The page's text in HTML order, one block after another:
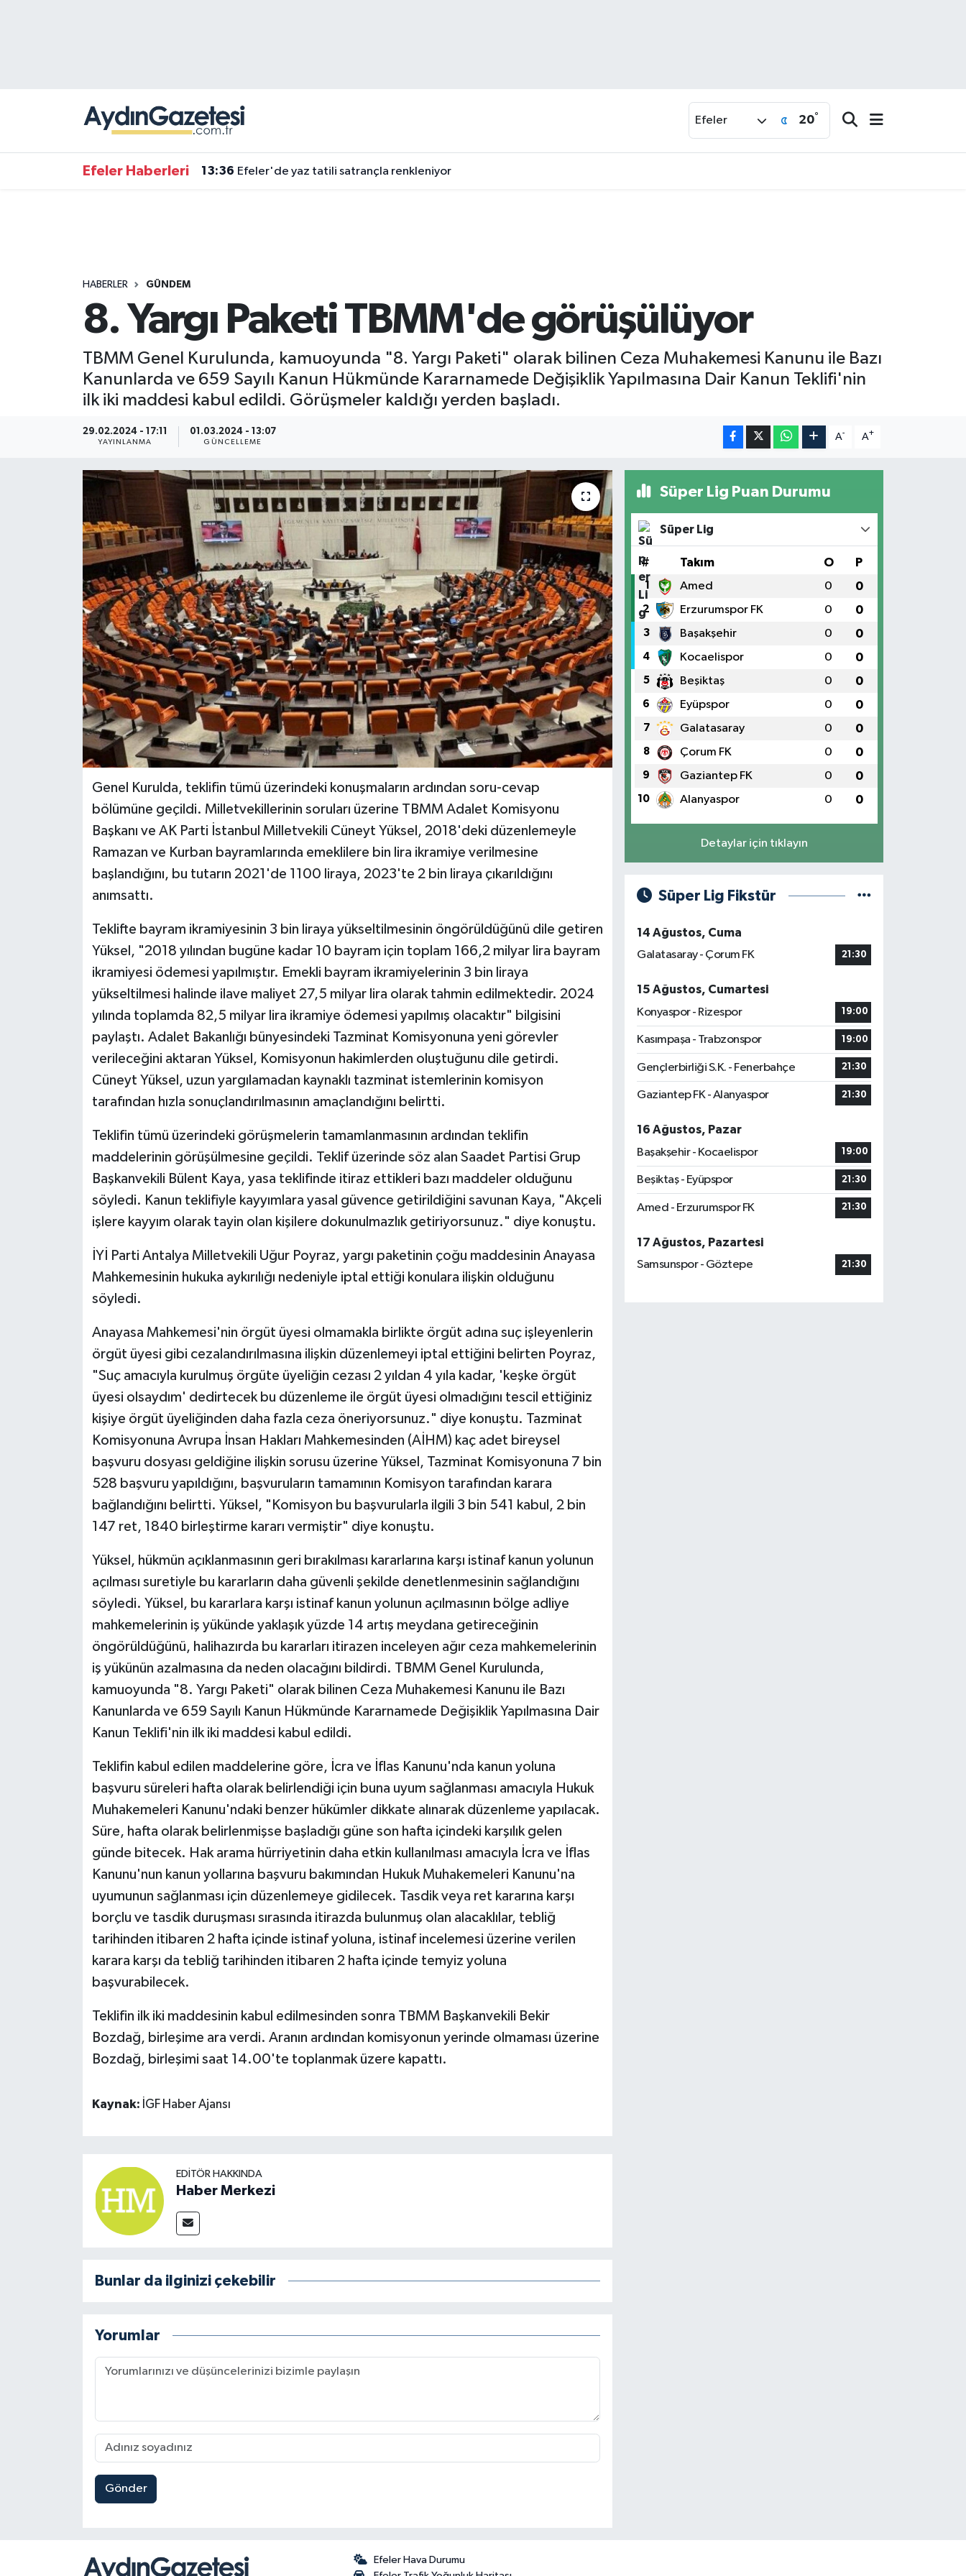
Efeler 20°
Efeler Haberleri 13:36 Efeler'de yaz tatili satrançla renkleniyor
HABERLER GÜNDEM
8. Yargı Paketi TBMM'de görüşülüyor
TBMM Genel Kurulunda, kamuoyunda "8. Yargı Paketi" olarak bilinen Ceza Muhakemesi Kanunu ile Bazı
Kanunlarda ve 659 Sayılı Kanun Hükmünde Kararnamede Değişiklik Yapılmasına Dair Kanun Teklifi'nin
ilk iki maddesi kabul edildi. Görüşmeler kaldığı yerden başladı.
29.02.2024 - 17:11
YAYINLANMA
01.03.2024 - 13:07
GÜNCELLEME
A- A+
Genel Kurulda, teklifin tümü üzerindeki konuşmaların ardından soru-cevap
bölümüne geçildi. Milletvekillerinin soruları üzerine TBMM Adalet Komisyonu
Başkanı ve AK Parti İstanbul Milletvekili Cüneyt Yüksel, 2018'deki düzenlemeyle
Ramazan ve Kurban bayramlarında emeklilere bin lira ikramiye verilmesine
başlandığını, bu tutarın 2021'de 1100 liraya, 2023'te 2 bin liraya çıkarıldığını
anımsattı.
Teklifte bayram ikramiyesinin 3 bin liraya yükseltilmesinin öngörüldüğünü dile getiren
Yüksel, "2018 yılından bugüne kadar 10 bayram için toplam 166,2 milyar lira bayram
ikramiyesi ödemesi yapılmıştır. Emekli bayram ikramiyelerinin 3 bin liraya
yükseltilmesi halinde ilave maliyet 27,5 milyar lira olarak tahmin edilmektedir. 2024
yılında toplamda 82,5 milyar lira ikramiye ödemesi yapılmış olacaktır" bilgisini
paylaştı. Adalet Bakanlığı bünyesindeki Tazminat Komisyonuna yeni görevler
verileceğini aktaran Yüksel, Komisyonun hakimlerden oluştuğunu dile getirdi.
Cüneyt Yüksel, uzun yargılamadan kaynaklı tazminat istemlerinin komisyon
tarafından hızla sonuçlandırılmasının amaçlandığını belirtti.
Teklifin tümü üzerindeki görüşmelerin tamamlanmasının ardından teklifin
maddelerinin görüşülmesine geçildi. Teklif üzerinde söz alan Saadet Partisi Grup
Başkanvekili Bülent Kaya, yasa teklifinde itiraz ettikleri bazı maddeler olduğunu
söyledi. Kanun teklifiyle kayyımlara yasal güvence getirildiğini savunan Kaya, "Akçeli
işlere kayyım olarak tayin olan kişilere dokunulmazlık getiriyorsunuz." diye konuştu.
İYİ Parti Antalya Milletvekili Uğur Poyraz, yargı paketinin çoğu maddesinin Anayasa
Mahkemesinin hukuka aykırılığı nedeniyle iptal ettiği konulara ilişkin olduğunu
söyledi.
Anayasa Mahkemesi'nin örgüt üyesi olmamakla birlikte örgüt adına suç işleyenlerin
örgüt üyesi gibi cezalandırılmasına ilişkin düzenlemeyi iptal ettiğini belirten Poyraz,
"Suç amacıyla kurulmuş örgüte üyeliğin cezası 2 yıldan 4 yıla kadar, 'keşke örgüt
üyesi olsaydım' dedirtecek bu düzenleme ile örgüt üyesi olmadığını tescil ettiğiniz
kişiye örgüt üyeliğinden daha fazla ceza öneriyorsunuz." diye konuştu. Tazminat
Komisyonuna Avrupa İnsan Hakları Mahkemesinden (AİHM) kaç adet bireysel
başvuru dosyası geldiğine ilişkin sorusu üzerine Yüksel, Tazminat Komisyonuna 7 bin
528 başvuru yapıldığını, başvuruların tamamının Komisyon tarafından karara
bağlandığını belirtti. Yüksel, "Komisyon bu başvurularla ilgili 3 bin 541 kabul, 2 bin
147 ret, 1840 birleştirme kararı vermiştir" diye konuştu.
Yüksel, hükmün açıklanmasının geri bırakılması kararlarına karşı istinaf kanun yolunun
açılması suretiyle bu kararların daha güvenli şekilde denetlenmesinin sağlandığını
söyledi. Yüksel, bu kararlara karşı istinaf kanun yolunun açılmasının bölge adliye
mahkemelerinin iş yükünde yaklaşık yüzde 14 artış meydana getireceğinin
öngörüldüğünü, halihazırda bu kararları itirazen inceleyen ağır ceza mahkemelerinin
iş yükünün azalmasına da neden olacağını bildirdi. TBMM Genel Kurulunda,
kamuoyunda "8. Yargı Paketi" olarak bilinen Ceza Muhakemesi Kanunu ile Bazı
Kanunlarda ve 659 Sayılı Kanun Hükmünde Kararnamede Değişiklik Yapılmasına Dair
Kanun Teklifi'nin ilk iki maddesi kabul edildi.
Teklifin kabul edilen maddelerine göre, İcra ve İflas Kanunu'nda kanun yoluna
başvuru süreleri hafta olarak belirlendiği için buna uyum sağlanması amacıyla Hukuk
Muhakemeleri Kanunu'ndaki benzer hükümler dikkate alınarak düzenleme yapılacak.
Süre, hafta olarak belirlenmişse başladığı güne son hafta içindeki karşılık gelen
günde bitecek. Hak arama hürriyetinin daha etkin kullanılması amacıyla İcra ve İflas
Kanunu'nun kanun yollarına başvuru bakımından Hukuk Muhakemeleri Kanunu'na
uyumunun sağlanması için düzenlemeye gidilecek. Tasdik veya ret kararına karşı
borçlu ve tasdik duruşması sırasında itirazda bulunmuş olan alacaklılar, tebliğ
tarihinden itibaren 2 hafta içinde istinaf yoluna, istinaf incelemesi üzerine verilen
karara karşı da tebliğ tarihinden itibaren 2 hafta içinde temyiz yoluna
başvurabilecek.
Teklifin ilk iki maddesinin kabul edilmesinden sonra TBMM Başkanvekili Bekir
Bozdağ, birleşime ara verdi. Aranın ardından komisyonun yerinde olmaması üzerine
Bozdağ, birleşimi saat 14.00'te toplanmak üzere kapattı.
Kaynak: İGF Haber Ajansı
EDITÖR HAKKINDA
Haber Merkezi
Bunlar da ilginizi çekebilir
Yorumlar
Gönder
Süper Lig Puan Durumu
Süper Lig
# Takım O P
1 Amed 0 0
2 Erzurumspor FK 0 0
3 Başakşehir 0 0
4 Kocaelispor 0 0
5 Beşiktaş 0 0
6 Eyüpspor 0 0
7 Galatasaray 0 0
8 Çorum FK 0 0
9 Gaziantep FK 0 0
10 Alanyaspor 0 0
Detaylar için tıklayın
Süper Lig Fikstür
14 Ağustos, Cuma
Galatasaray - Çorum FK
21:30
15 Ağustos, Cumartesi
Konyaspor - Rizespor
19:00
Kasımpaşa - Trabzonspor 19:00
Gençlerbirliği S.K. - Fenerbahçe 21:30
Gaziantep FK - Alanyaspor 21:30
16 Ağustos, Pazar
Başakşehir - Kocaelispor
19:00
Beşiktaş - Eyüpspor 21:30
Amed - Erzurumspor FK 21:30
17 Ağustos, Pazartesi
Samsunspor - Göztepe
21:30
Efeler Hava Durumu
Süper Lig Puan Durumu ve Fikstür
Tüm Manşetler